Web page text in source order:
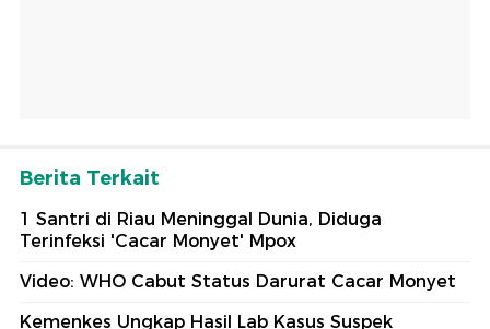
Berita Terkait
1 Santri di Riau Meninggal Dunia, Diduga
Terinfeksi 'Cacar Monyet' Mpox
Video: WHO Cabut Status Darurat Cacar Monyet
Kemenkes Ungkap Hasil Lab Kasus Suspek